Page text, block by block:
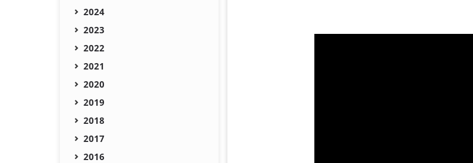
2024
2023
2022
2021
2020
2019
2018
2017
2016